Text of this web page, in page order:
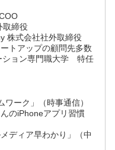
取締役
株式会社社外取締役
トアップの顧問先多数
ション専門職大学 特任
ワーク」（時事通信）
んのiPhoneアプリ習慣
ディア早わかり」（中